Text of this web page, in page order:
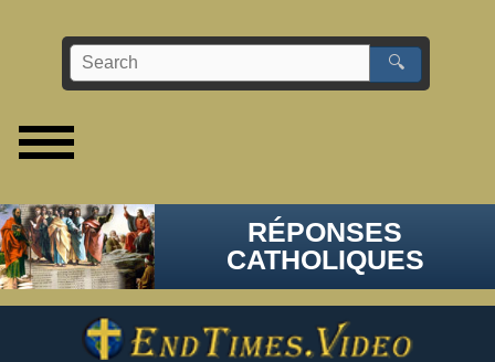
🔍
RÉPONSES
CATHOLIQUES